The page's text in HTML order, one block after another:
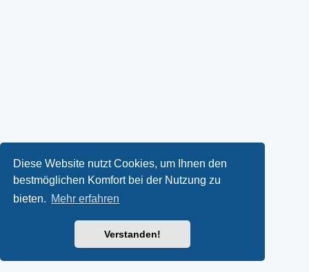
Diese Website nutzt Cookies, um Ihnen den
bestmöglichen Komfort bei der Nutzung zu
bieten. Mehr erfahren
Verstanden!